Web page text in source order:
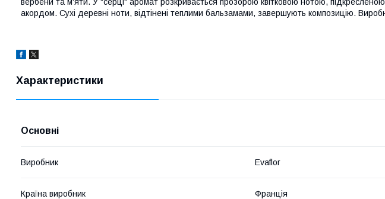
вербени та м'яти. У "серці" аромат розкривається прозорою квітковою нотою,
акордом. Сухі деревні ноти, відтінені теплими бальзамами, завершують композицію.
Характеристики
Основні
Виробник Evaflor
Країна виробник Франція